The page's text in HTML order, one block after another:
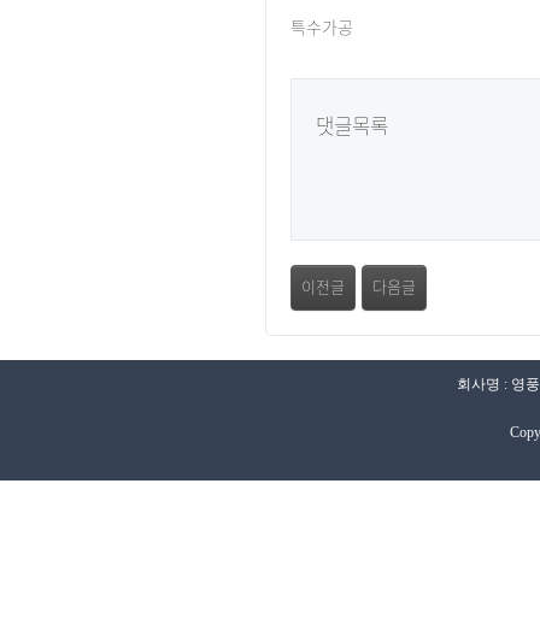
특수가공
댓글목록
이전글 다음글
회사명 : 영